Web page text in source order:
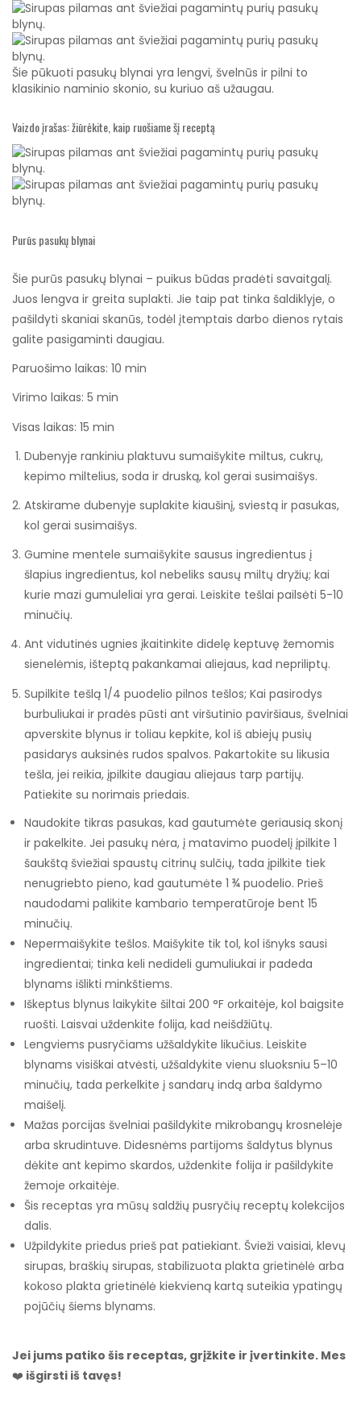
Šie pūkuoti pasukų blynai yra lengvi, švelnūs ir pilni to
klasikinio naminio skonio, su kuriuo aš užaugau.
Vaizdo įrašas: žiūrėkite, kaip ruošiame šį receptą
Purūs pasukų blynai
Šie purūs pasukų blynai – puikus būdas pradėti savaitgalį.
Juos lengva ir greita suplakti. Jie taip pat tinka šaldiklyje, o
pašildyti skaniai skanūs, todėl įtemptais darbo dienos rytais
galite pasigaminti daugiau.
Paruošimo laikas: 10 minučių
min
Virimo laikas: 5 minučių
min
Visas laikas: 15 minučių
min
Dubenyje rankiniu plaktuvu sumaišykite miltus, cukrų,
kepimo miltelius, soda ir druską, kol gerai susimaišys.
Atskirame dubenyje suplakite kiaušinį, sviestą ir pasukas,
kol gerai susimaišys.
Gumine mentele sumaišykite sausus ingredientus į
šlapius ingredientus, kol nebeliks sausų miltų dryžių; kai
kurie mazi gumuleliai yra gerai. Leiskite tešlai pailsėti 5-10
minučių.
Ant vidutinės ugnies įkaitinkite didelę keptuvę žemomis
sienelėmis, išteptą pakankamai aliejaus, kad nepriliptų.
Supilkite tešlą 1/4 puodelio pilnos tešlos; Kai pasirodys
burbuliukai ir pradės pūsti ant viršutinio paviršiaus, švelniai
apverskite blynus ir toliau kepkite, kol iš abiejų pusių
pasidarys auksinės rudos spalvos. Pakartokite su likusia
tešla, jei reikia, įpilkite daugiau aliejaus tarp partijų.
Patiekite su norimais priedais.
Naudokite tikras pasukas, kad gautumėte geriausią skonį
ir pakelkite. Jei pasukų nėra, į matavimo puodelį įpilkite 1
šaukštą šviežiai spaustų citrinų sulčių, tada įpilkite tiek
nenugriebto pieno, kad gautumėte 1 ¾ puodelio. Prieš
naudodami palikite kambario temperatūroje bent 15
minučių.
Nepermaišykite tešlos. Maišykite tik tol, kol išnyks sausi
ingredientai; tinka keli nedideli gumuliukai ir padeda
blynams išlikti minkštiems.
Iškeptus blynus laikykite šiltai 200 °F orkaitėje, kol baigsite
ruošti. Laisvai uždenkite folija, kad neišdžiūtų.
Lengviems pusryčiams užšaldykite likučius. Leiskite
blynams visiškai atvėsti, užšaldykite vienu sluoksniu 5–10
minučių, tada perkelkite į sandarų indą arba šaldymo
maišelį.
Mažas porcijas švelniai pašildykite mikrobangų krosnelėje
arba skrudintuve. Didesnėms partijoms šaldytus blynus
dėkite ant kepimo skardos, uždenkite folija ir pašildykite
žemoje orkaitėje.
Šis receptas yra mūsų saldžių pusryčių receptų kolekcijos
dalis.
Užpildykite priedus prieš pat patiekiant. Švieži vaisiai, klevų
sirupas, braškių sirupas, stabilizuota plakta grietinėlė arba
kokoso plakta grietinėlė kiekvieną kartą suteikia ypatingų
pojūčių šiems blynams.
Jei jums patiko šis receptas, grįžkite ir įvertinkite. Mes
❤️ išgirsti iš tavęs!